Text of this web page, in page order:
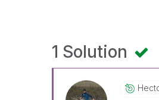
1 Solution